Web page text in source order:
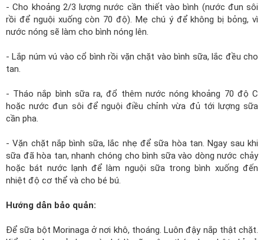
- Cho khoảng 2/3 lượng nước cần thiết vào bình (nước đun sôi
rồi để nguội xuống còn 70 độ). Mẹ chú ý để không bị bỏng, vì
nước nóng sẽ làm cho bình nóng lên.
- Lắp núm vú vào cổ bình rồi vặn chặt vào bình sữa, lắc đều cho
tan.
- Tháo nắp bình sữa ra, đổ thêm nước nóng khoảng 70 độ C
hoặc nước đun sôi để nguội điều chỉnh vừa đủ tới lượng sữa
cần pha.
- Vặn chặt nắp bình sữa, lắc nhẹ để sữa hòa tan. Ngay sau khi
sữa đã hòa tan, nhanh chóng cho bình sữa vào dòng nước chảy
hoặc bát nước lạnh để làm nguội sữa trong bình xuống đến
nhiệt độ cơ thể và cho bé bú.
Hướng dẫn bảo quản:
Để sữa bột Morinaga ở nơi khô, thoáng. Luôn đậy nắp thật chặt.